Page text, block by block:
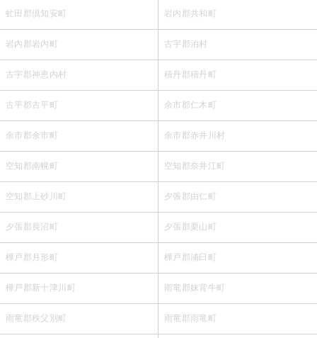
虻田郡倶知安町 岩内郡共和町
岩内郡岩内町 古宇郡泊村
古宇郡神恵内村 積丹郡積丹町
古平郡古平町 余市郡仁木町
余市郡余市町 余市郡赤井川村
空知郡南幌町 空知郡奈井江町
空知郡上砂川町 夕張郡由仁町
夕張郡長沼町 夕張郡栗山町
樺戸郡月形町 樺戸郡浦臼町
樺戸郡新十津川町 雨竜郡妹背牛町
雨竜郡秩父別町 雨竜郡雨竜町